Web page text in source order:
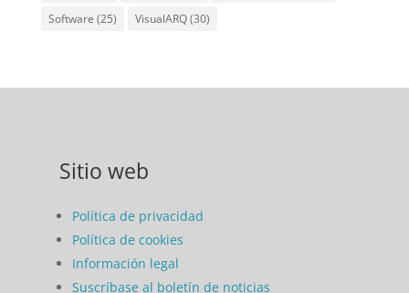
Software (25) VisualARQ(30)
Sitio web
Política de privacidad
Política de cookies
Información legal
Suscríbase al boletín de noticias